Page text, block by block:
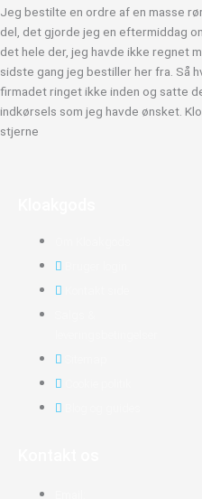
Jeg bestilte en ordre af en masse
del, det gjorde jeg en eftermiddag
det hele der, jeg havde ikke regnet
sidste gang jeg bestiller her fra. Så
firmadet ringet ikke inden og satte
indkørsels som jeg havde ønsket.
stjerne